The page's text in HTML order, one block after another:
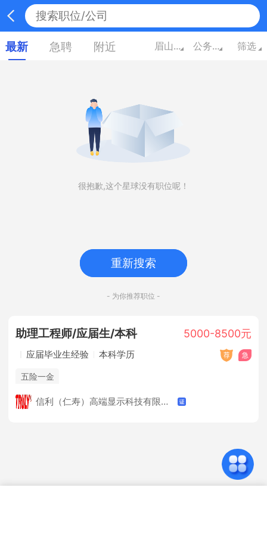
最新 急聘 附近 眉山四川 公务员/翻译/其他 筛选
很抱歉,这个星球没有职位呢！
重新搜索
- 为你推荐职位 -
助理工程师/应届生/本科 5000-8500元
应届毕业生经验 本科学历
五险一金
信利（仁寿）高端显示科技有限公司